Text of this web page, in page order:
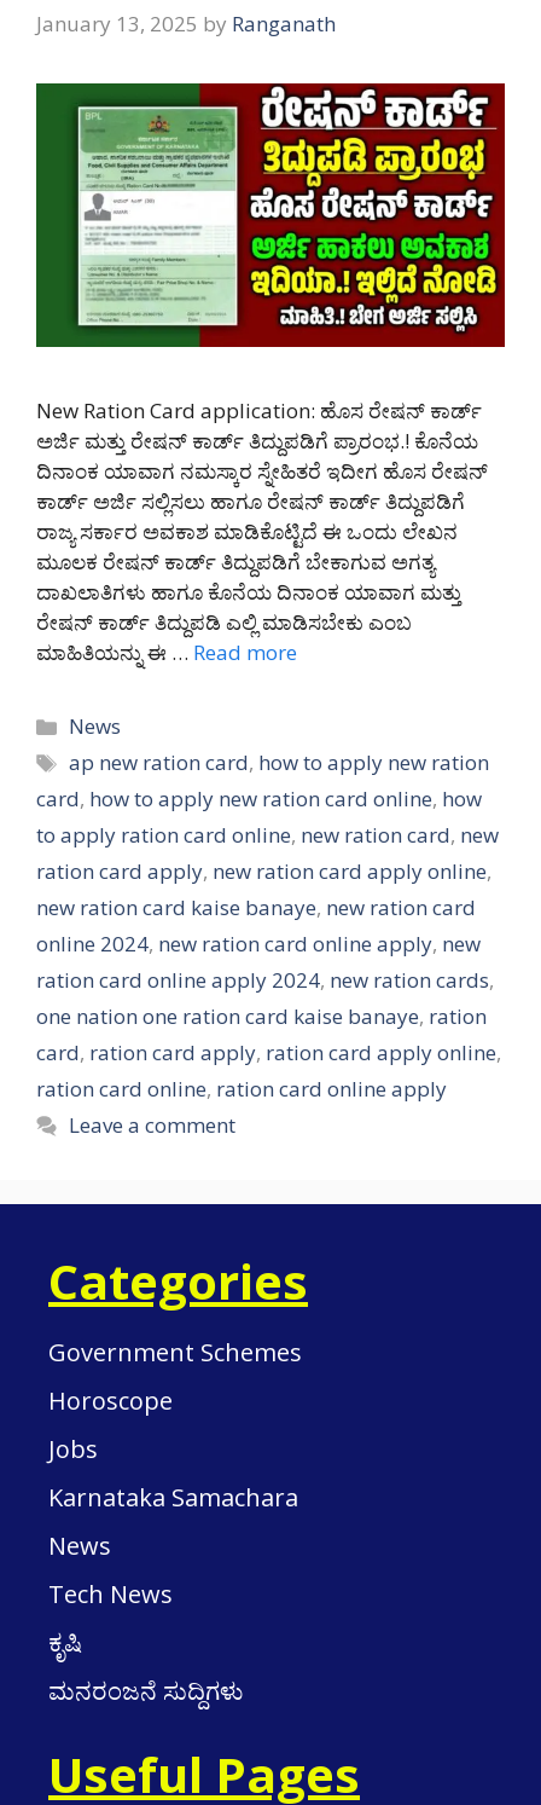
January 13, 2025 by Ranganath
New Ration Card application: ಹೊಸ ರೇಷನ್ ಕಾರ್ಡ್
ಅರ್ಜಿ ಮತ್ತು ರೇಷನ್ ಕಾರ್ಡ್ ತಿದ್ದುಪಡಿಗೆ ಪ್ರಾರಂಭ.! ಕೊನೆಯ
ದಿನಾಂಕ ಯಾವಾಗ ನಮಸ್ಕಾರ ಸ್ನೇಹಿತರೆ ಇದೀಗ ಹೊಸ ರೇಷನ್
ಕಾರ್ಡ್ ಅರ್ಜಿ ಸಲ್ಲಿಸಲು ಹಾಗೂ ರೇಷನ್ ಕಾರ್ಡ್ ತಿದ್ದುಪಡಿಗೆ
ರಾಜ್ಯ ಸರ್ಕಾರ ಅವಕಾಶ ಮಾಡಿಕೊಟ್ಟಿದೆ ಈ ಒಂದು ಲೇಖನ
ಮೂಲಕ ರೇಷನ್ ಕಾರ್ಡ್ ತಿದ್ದುಪಡಿಗೆ ಬೇಕಾಗುವ ಅಗತ್ಯ
ದಾಖಲಾತಿಗಳು ಹಾಗೂ ಕೊನೆಯ ದಿನಾಂಕ ಯಾವಾಗ ಮತ್ತು
ರೇಷನ್ ಕಾರ್ಡ್ ತಿದ್ದುಪಡಿ ಎಲ್ಲಿ ಮಾಡಿಸಬೇಕು ಎಂಬ
ಮಾಹಿತಿಯನ್ನು ಈ … Read more
Categories
News
Tags
ap new ration card, how to apply new ration
card, how to apply new ration card online, how
to apply ration card online, new ration card, new
ration card apply, new ration card apply online,
new ration card kaise banaye, new ration card
online 2024, new ration card online apply, new
ration card online apply 2024, new ration cards,
one nation one ration card kaise banaye, ration
card, ration card apply, ration card apply online,
ration card online, ration card online apply
Leave a comment
Categories
Government Schemes
Horoscope
Jobs
Karnataka Samachara
News
Tech News
ಕೃಷಿ
ಮನರಂಜನೆ ಸುದ್ದಿಗಳು
Useful Pages